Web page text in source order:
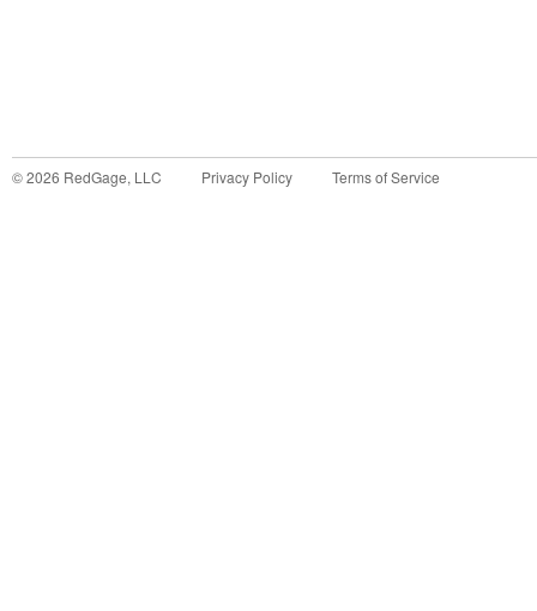
©2026 RedGage, LLC Privacy Policy Terms of Service